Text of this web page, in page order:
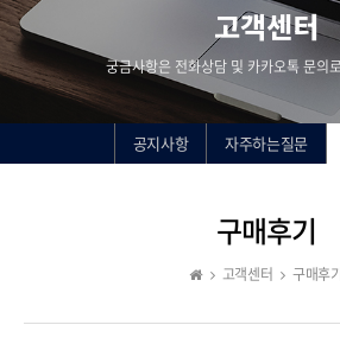
고객센터
궁금사항은 전화상담 및 카카오톡 문의
공지사항 자주하는질문
구매후기
고객센터 구매후